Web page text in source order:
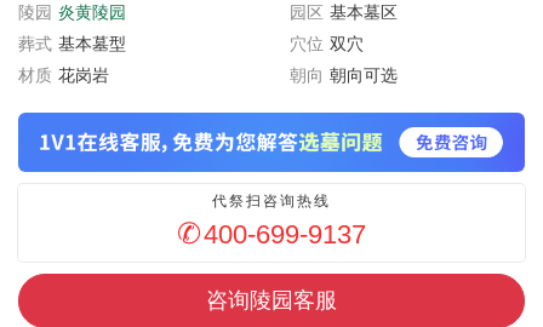
陵园 炎黄陵园 园区 基本墓区
葬式 基本墓型 穴位 双穴
材质 花岗岩 朝向 朝向可选
代祭扫咨询热线
400-699-9137
咨询陵园客服